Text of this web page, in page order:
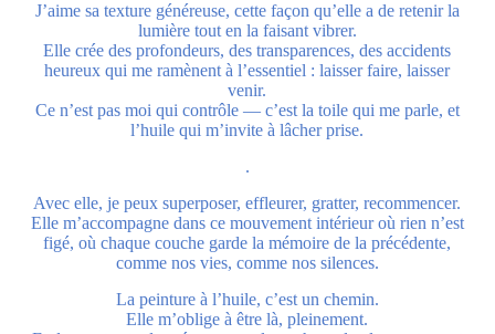
J’aime sa texture généreuse, cette façon qu’elle a de retenir la
lumière tout en la faisant vibrer.
Elle crée des profondeurs, des transparences, des accidents
heureux qui me ramènent à l’essentiel : laisser faire, laisser
venir.
Ce n’est pas moi qui contrôle — c’est la toile qui me parle, et
l’huile qui m’invite à lâcher prise.
.
Avec elle, je peux superposer, effleurer, gratter, recommencer.
Elle m’accompagne dans ce mouvement intérieur où rien n’est
figé, où chaque couche garde la mémoire de la précédente,
comme nos vies, comme nos silences.
La peinture à l’huile, c’est un chemin.
Elle m’oblige à être là, pleinement.